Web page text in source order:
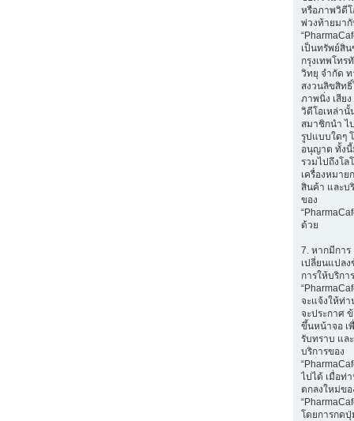
หรือภาพวิดีโ
พ่วงท้ายมา
เป็นทรัพย์สิ
กรุงเทพโทร
วิทยุ จำกัด ท
สงวนลิขสิท
ภาพนิ่ง เสีย
วิดีโอเหล่า
สมาชิกนำ ไ
รูปแบบใดๆ
อนุญาต ทั้ง
รวมไปถึงโล
เครื่องหมาย
สินค้า และบ
ของ
ด้วย
7. หากมีการ
เปลี่ยนแปล
การให้บริการ
จะแจ้งให้ท่
จะประกาศ
ขึ้นหน้าจอ เ
รับทราบ แล
บริการของ
ไปได้ เมื่อท่
ตกลงใหม่ขอ
โดยการกดปุ่